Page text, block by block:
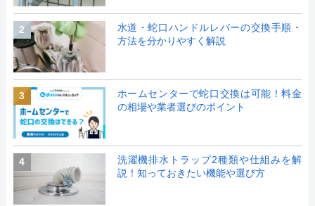
2
水道・蛇口ハンドルレバーの交換手順・
方法を分かりやすく解説
3
ホームセンターで蛇口交換は可能！料金
の相場や業者選びのポイント
4
洗濯機排水トラップ2種類や仕組みを解
説！知っておきたい機能や選び方